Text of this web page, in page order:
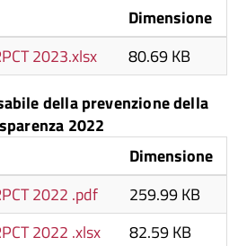
Dimensione
2023.xlsx
80.69 KB
della prevenzione della
2022
Dimensione
2022 .pdf
259.99 KB
2022 .xlsx
82.59 KB